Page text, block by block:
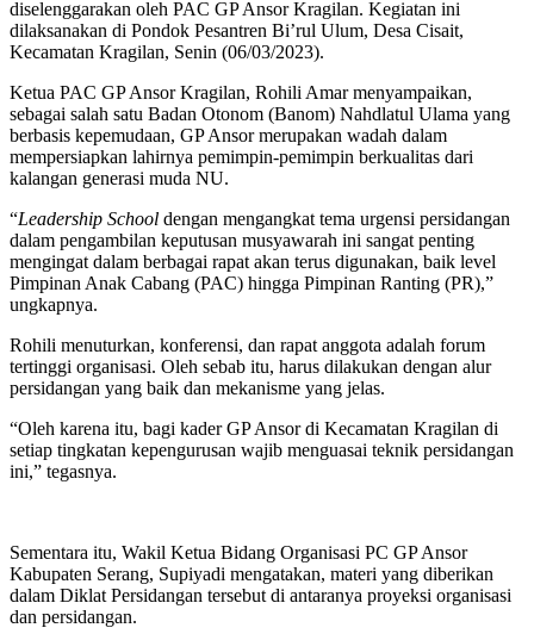
diselenggarakan oleh PAC GP Ansor Kragilan. Kegiatan ini
dilaksanakan di Pondok Pesantren Bi’rul Ulum, Desa Cisait,
Kecamatan Kragilan, Senin (06/03/2023).
Ketua PAC GP Ansor Kragilan, Rohili Amar menyampaikan,
sebagai salah satu Badan Otonom (Banom) Nahdlatul Ulama yang
berbasis kepemudaan, GP Ansor merupakan wadah dalam
mempersiapkan lahirnya pemimpin-pemimpin berkualitas dari
kalangan generasi muda NU.
“Leadership School dengan mengangkat tema urgensi persidangan
dalam pengambilan keputusan musyawarah ini sangat penting
mengingat dalam berbagai rapat akan terus digunakan, baik level
Pimpinan Anak Cabang (PAC) hingga Pimpinan Ranting (PR),”
ungkapnya.
Rohili menuturkan, konferensi, dan rapat anggota adalah forum
tertinggi organisasi. Oleh sebab itu, harus dilakukan dengan alur
persidangan yang baik dan mekanisme yang jelas.
“Oleh karena itu, bagi kader GP Ansor di Kecamatan Kragilan di
setiap tingkatan kepengurusan wajib menguasai teknik persidangan
ini,” tegasnya.
Sementara itu, Wakil Ketua Bidang Organisasi PC GP Ansor
Kabupaten Serang, Supiyadi mengatakan, materi yang diberikan
dalam Diklat Persidangan tersebut di antaranya proyeksi organisasi
dan persidangan.